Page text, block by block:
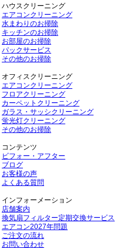
ハウスクリーニング
エアコンクリーニング
水まわりのお掃除
キッチンのお掃除
お部屋のお掃除
パックサービス
その他のお掃除
オフィスクリーニング
エアコンクリーニング
フロアクリーニング
カーペットクリーニング
ガラス・サッシクリーニング
蛍光灯クリーニング
その他のお掃除
コンテンツ
ビフォー・アフター
ブログ
お客様の声
よくある質問
インフォーメーション
店舗案内
換気扇フィルター定期交換サービス
エアコン2027年問題
ご注文の流れ
お問い合わせ